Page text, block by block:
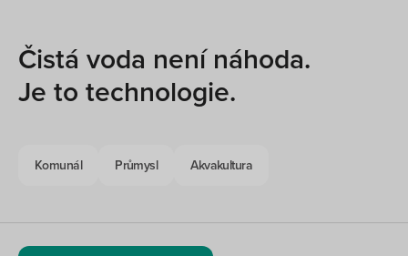
Čistá voda není náhoda.
Je to technologie.
Komunál Průmysl Akvakultura